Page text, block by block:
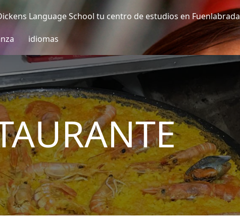
Language School tu centro de estudios en Fuenlabrada
idiomas